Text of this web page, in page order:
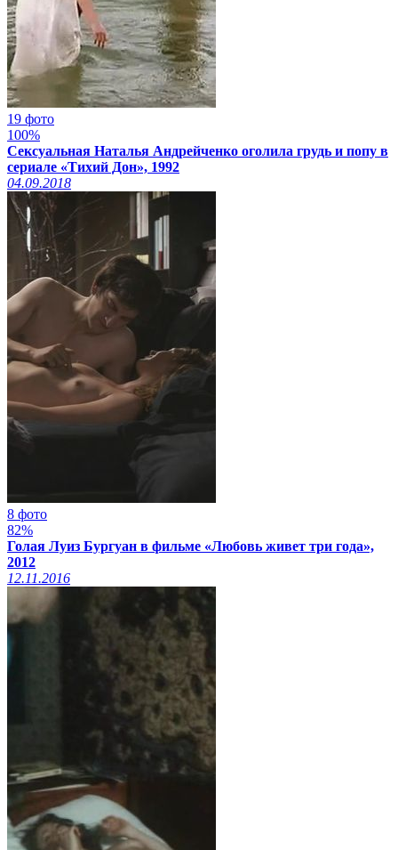
19 фото
100%
Сексуальная Наталья Андрейченко оголила грудь и попу в
сериале «Тихий Дон», 1992
04.09.2018
8 фото
82%
Голая Луиз Бургуан в фильме «Любовь живет три года»,
2012
12.11.2016